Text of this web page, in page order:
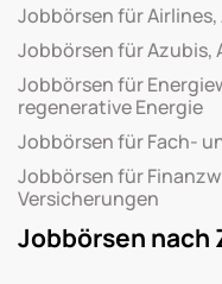
Jobbörsen für
Jobbörsen für Azubis,
Jobbörsen für
regenerative Energie
Jobbörsen für Fach-
Jobbörsen für
Versicherungen
Jobbörsen nach